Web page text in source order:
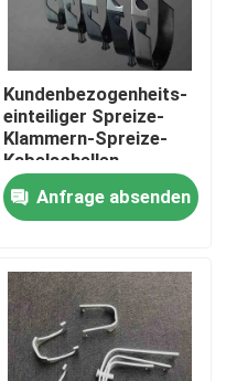
Kundenbezogenheits-
einteiliger Spreize-
Klammern-Spreize-
Kabelschellen-
Leichtgewichtler
Anfrage absenden